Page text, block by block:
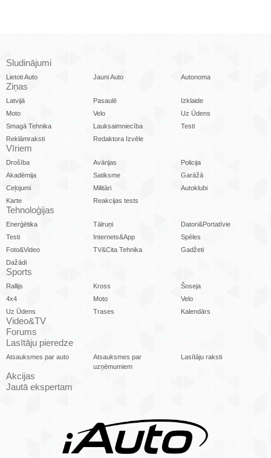
Sludinājumi
Lietoti Auto Jauni Auto Autonoma
Ziņas
Latvijā Pasaulē
Izklaide
Moto
Velo
Uz Ūdens
Smagā Tehnika
Lauksaimniecība
Testi
Reklāmraksti
Redaktora Izvēle
Vīriem
Drošība Avārijas
Policija
Akadēmija
Satiksme
Garāžā
Ceļojumi
Militāri
Autoklubi
Karte
Reakcijas tests
Tehnoloģijas
Enerģētika Tālruņi
Datori&Portatīvie
Testi
Internets&App
Spēles
Foto&Video
TV&Cita Tehnika
Gadžeti
Dažādi
Sports
Rallijs Kross
Šoseja
4x4
Moto
Velo
Uz Ūdens
Trases Kalendārs
Video&TV
Forums
Lasītāju pieredze
Atsauksmes par auto
Atsauksmes par
uzņēmumiem
Lasītāju raksti
Akcijas
Jautā ekspertam